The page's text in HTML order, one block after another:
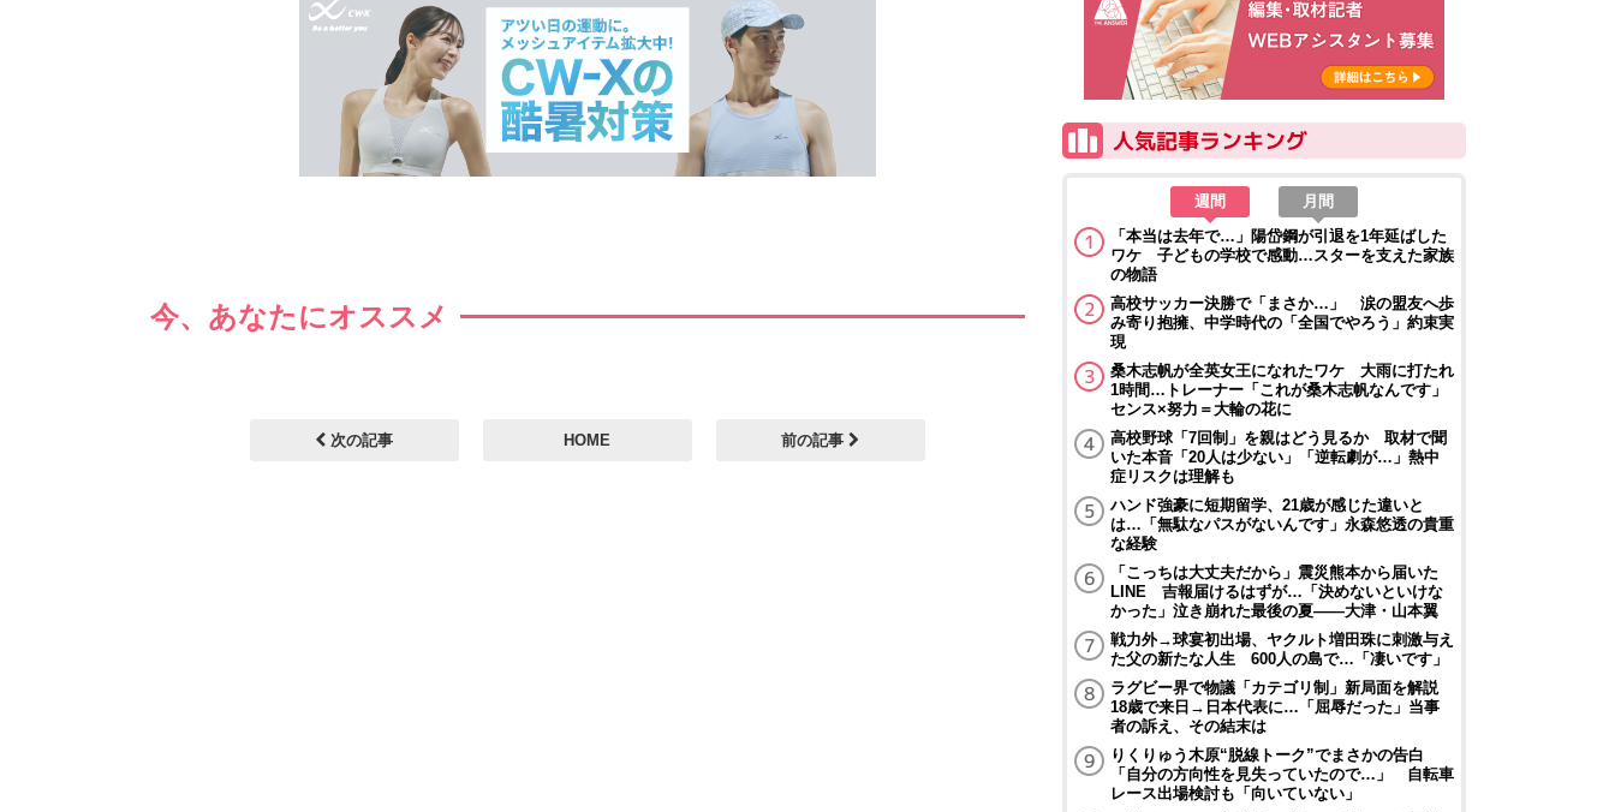
今、あなたにオススメ
次の記事 HOME 前の記事
週間
月間
「本当は去年で…」陽岱鋼が引退を1年延ばした
ワケ 子どもの学校で感動…スターを支えた家族
の物語
高校サッカー決勝で「まさか…」 涙の盟友へ歩
み寄り抱擁、中学時代の「全国でやろう」約束実
現
桑木志帆が全英女王になれたワケ 大雨に打たれ
1時間…トレーナー「これが桑木志帆なんです」
センス×努力＝大輪の花に
高校野球「7回制」を親はどう見るか 取材で聞
いた本音「20人は少ない」「逆転劇が…」熱中
症リスクは理解も
ハンド強豪に短期留学、21歳が感じた違いと
は…「無駄なパスがないんです」永森悠透の貴重
な経験
「こっちは大丈夫だから」震災熊本から届いた
LINE 吉報届けるはずが…「決めないといけな
かった」泣き崩れた最後の夏――大津・山本翼
戦力外→球宴初出場、ヤクルト増田珠に刺激与え
た父の新たな人生 600人の島で…「凄いです」
ラグビー界で物議「カテゴリ制」新局面を解説
18歳で来日→日本代表に…「屈辱だった」当事
者の訴え、その結末は
りくりゅう木原“脱線トーク”でまさかの告白
「自分の方向性を見失っていたので…」 自転車
レース出場検討も「向いていない」